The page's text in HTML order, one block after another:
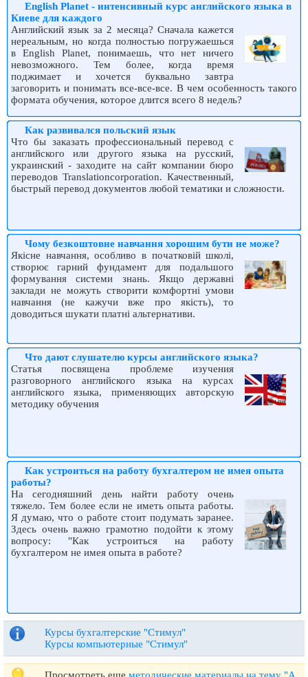
English Planet - интенсивный курс английского языка в
Киеве для каждого
Английский язык за 2 месяца? Сначала кажется
нереальным, но когда полностью погружаешься
в English Planet, понимаешь, что нет ничего
невозможного. Тем более, когда время
поджимает и хочется буквально завтра
заговорить и понимать все-все-все. В чем особенность такого
формата обучения, которое длится всего 8 недель?
Как развивался польский язык
Что бы заказать профессиональный перевод с
английского или другого языка на русский,
украинский - заходите на сайт компании бюро
переводов Translationcorporation. Качественный,
быстрый перевод документов любой тематики и сложности.
Чому безкоштовне навчання хорошим бути не може?
Якісне навчання, особливо в початковій школі,
створює гарний фундамент для подальшого
формування системи знань. Якщо державні
заклади не можуть створити комфортні умови
навчання (не кажучи вже про якість), то
доводиться шукати платні альтернативи.
Что дают слушателю курсы английского языка?
Статья посвящена проблеме изучения
разговорного английского языка на курсах
английского языка, применяющих авторскую
методику обучения
Как устроиться на работу бухгалтером не имея опыта
работы?
На сегодняшний день найти работу очень
тяжело. Тем более если не иметь опыта работы.
Я думаю, что о работе стоит подумать заранее.
Здесь очень важно грамотно подойти к этому
вопросу: "Как устроиться на работу
бухгалтером не имея опыта в работе?
Курсы бухгалтерские "Стимул"
Курсы компьютерные "Стимул"